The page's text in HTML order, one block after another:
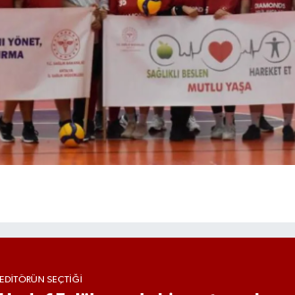
EDITÖRÜN SEÇTIĞI